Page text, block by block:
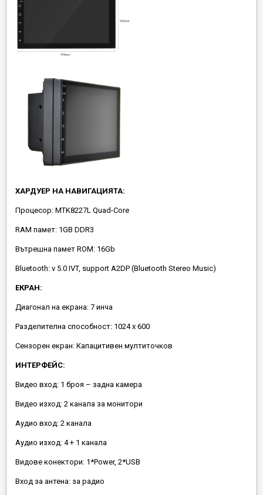
ХАРДУЕР НА НАВИГАЦИЯТА:
Процесор: MTK8227L Quad-Core
RAM памет: 1GB DDR3
Вътрешна памет ROM: 16Gb
Bluetooth: v 5.0 IVT, support A2DP (Bluetooth Stereo Music)
ЕКРАН:
Диагонал на екрана: 7 инча
Разделителна способност: 1024 x 600
Сензорен екран: Капацитивен мултиточков
ИНТЕРФЕЙС:
Видео вход: 1 броя – задна камера
Видео изход: 2 канала за монитори
Аудио вход: 2 канала
Аудио изход: 4 + 1 канала
Видове конектори: 1*Power, 2*USB
Вход за антена: за радио